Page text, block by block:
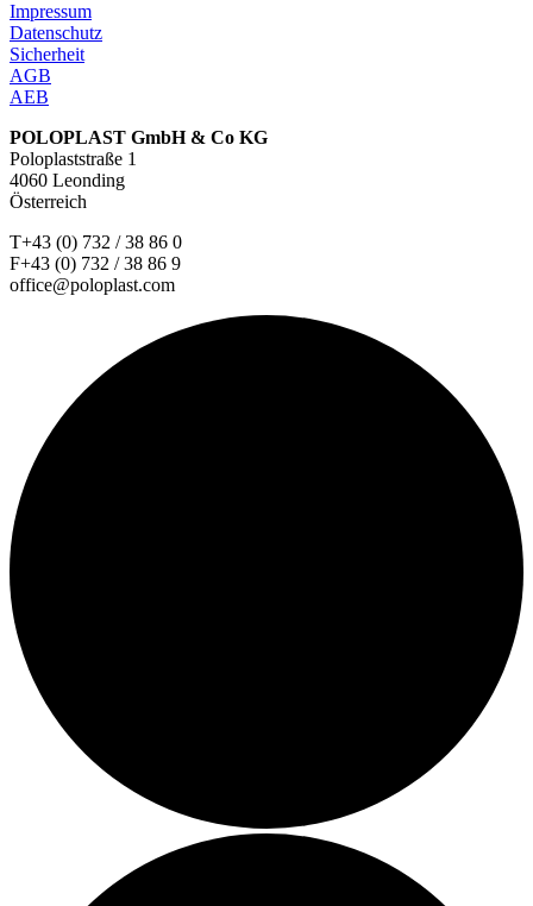
Impressum
Datenschutz
Sicherheit
AGB
AEB
POLOPLAST GmbH & Co KG
Poloplaststraße 1
4060 Leonding
Österreich
T+43 (0) 732 / 38 86 0
F+43 (0) 732 / 38 86 9
office@poloplast.com